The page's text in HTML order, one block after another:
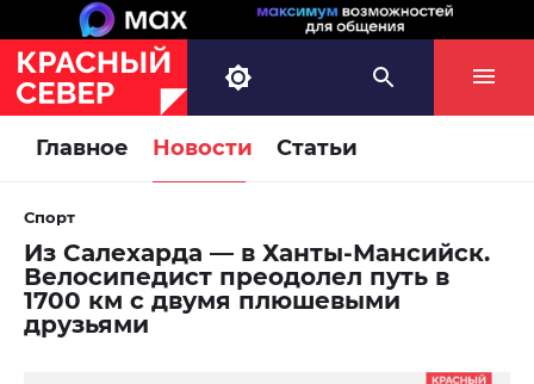
Главное Новости Статьи
Спорт
Из Салехарда — в Ханты-Мансийск.
Велосипедист преодолел путь в
1700 км с двумя плюшевыми
друзьями